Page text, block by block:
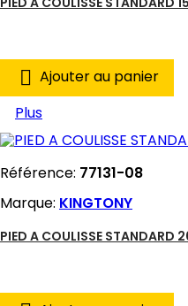
 Ajouter au panier
Plus
Référence: 77131-08
Marque: KINGTONY
PIED A COULISSE